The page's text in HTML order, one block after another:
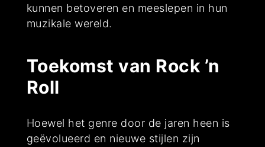
kunnen betoveren en meeslepen in hun
muzikale wereld.
Toekomst van Rock ’n
Roll
Hoewel het genre door de jaren heen is
geëvolueerd en nieuwe stijlen zijn